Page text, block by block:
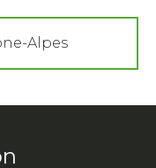
Alpes